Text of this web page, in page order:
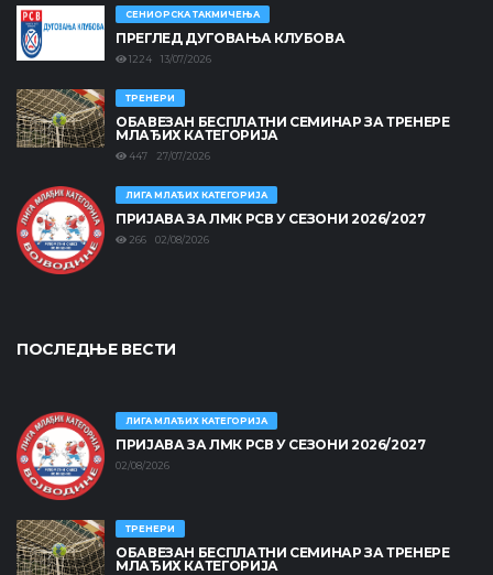
СЕНИОРСКА ТАКМИЧЕЊА
ПРЕГЛЕД ДУГОВАЊА КЛУБОВА
1224 13/07/2026
ТРЕНЕРИ
ОБАВЕЗАН БЕСПЛАТНИ СЕМИНАР ЗА ТРЕНЕРЕ
МЛАЂИХ КАТЕГОРИЈА
447 27/07/2026
ЛИГА МЛАЂИХ КАТЕГОРИЈА
ПРИЈАВА ЗА ЛМК РСВ У СЕЗОНИ 2026/2027
266 02/08/2026
ПОСЛЕДЊЕ ВЕСТИ
ЛИГА МЛАЂИХ КАТЕГОРИЈА
ПРИЈАВА ЗА ЛМК РСВ У СЕЗОНИ 2026/2027
02/08/2026
ТРЕНЕРИ
ОБАВЕЗАН БЕСПЛАТНИ СЕМИНАР ЗА ТРЕНЕРЕ
МЛАЂИХ КАТЕГОРИЈА